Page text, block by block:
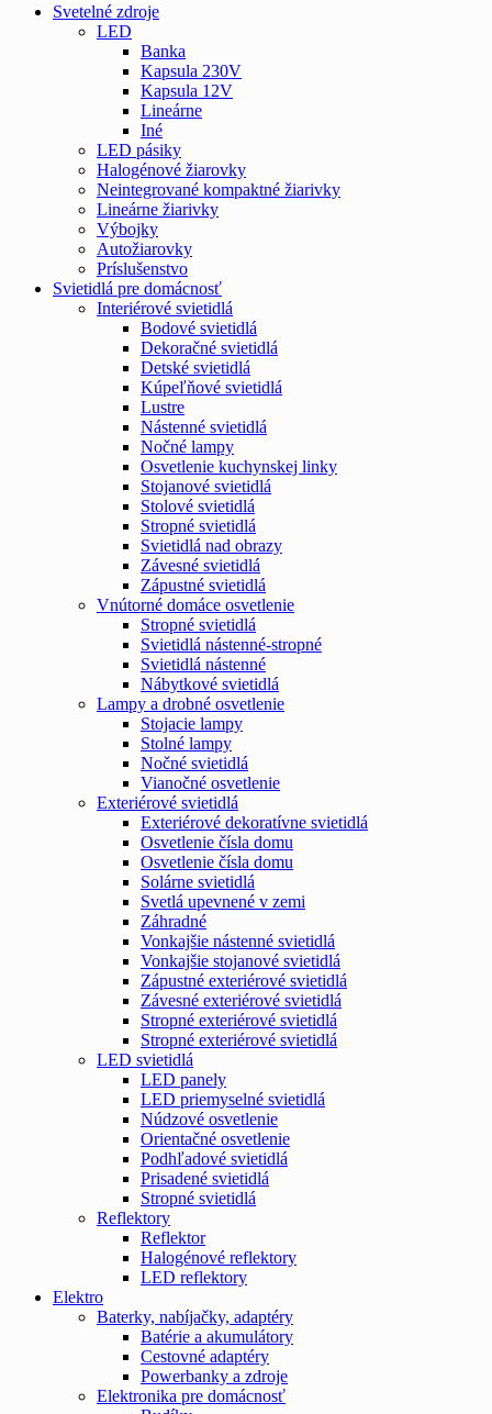
Svetelné zdroje
LED
Banka
Kapsula 230V
Kapsula 12V
Lineárne
Iné
LED pásiky
Halogénové žiarovky
Neintegrované kompaktné žiarivky
Lineárne žiarivky
Výbojky
Autožiarovky
Príslušenstvo
Svietidlá pre domácnosť
Interiérové svietidlá
Bodové svietidlá
Dekoračné svietidlá
Detské svietidlá
Kúpeľňové svietidlá
Lustre
Nástenné svietidlá
Nočné lampy
Osvetlenie kuchynskej linky
Stojanové svietidlá
Stolové svietidlá
Stropné svietidlá
Svietidlá nad obrazy
Závesné svietidlá
Zápustné svietidlá
Vnútorné domáce osvetlenie
Stropné svietidlá
Svietidlá nástenné-stropné
Svietidlá nástenné
Nábytkové svietidlá
Lampy a drobné osvetlenie
Stojacie lampy
Stolné lampy
Nočné svietidlá
Vianočné osvetlenie
Exteriérové svietidlá
Exteriérové dekoratívne svietidlá
Osvetlenie čísla domu
Osvetlenie čísla domu
Solárne svietidlá
Svetlá upevnené v zemi
Záhradné
Vonkajšie nástenné svietidlá
Vonkajšie stojanové svietidlá
Zápustné exteriérové svietidlá
Závesné exteriérové svietidlá
Stropné exteriérové svietidlá
Stropné exteriérové svietidlá
LED svietidlá
LED panely
LED priemyselné svietidlá
Núdzové osvetlenie
Orientačné osvetlenie
Podhľadové svietidlá
Prisadené svietidlá
Stropné svietidlá
Reflektory
Reflektor
Halogénové reflektory
LED reflektory
Elektro
Baterky, nabíjačky, adaptéry
Batérie a akumulátory
Cestovné adaptéry
Powerbanky a zdroje
Elektronika pre domácnosť